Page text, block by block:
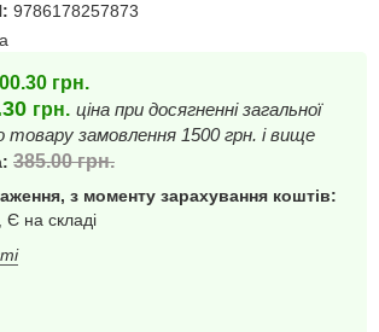
9786178257873
грн.
грн. ціна при досягненні загальної
товару замовлення 1500 грн. і вище
385.00грн.
з моменту зарахування коштів:
на складі